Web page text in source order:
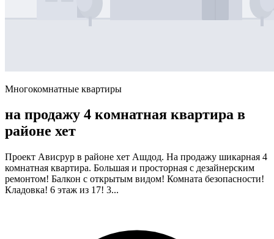
Многокомнатные квартиры
на продажу 4 комнатная квартира в
районе хет
Проект Ависрур в районе хет Ашдод. На продажу шикарная 4
комнатная квартира. Большая и просторная с дезайнерским
ремонтом! Балкон с открытым видом! Комната безопасности!
Кладовка! 6 этаж из 17! 3...